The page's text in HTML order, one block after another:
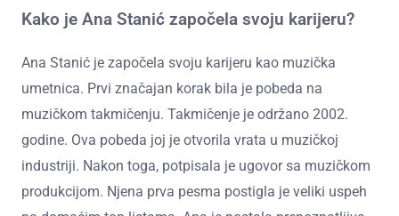
Kako je Ana Stanić započela svoju karijeru?
Ana Stanić je započela svoju karijeru kao muzička
umetnica. Prvi značajan korak bila je pobeda na
muzičkom takmičenju. Takmičenje je održano 2002.
godine. Ova pobeda joj je otvorila vrata u muzičkoj
industriji. Nakon toga, potpisala je ugovor sa muzičkom
produkcijom. Njena prva pesma postigla je veliki uspeh